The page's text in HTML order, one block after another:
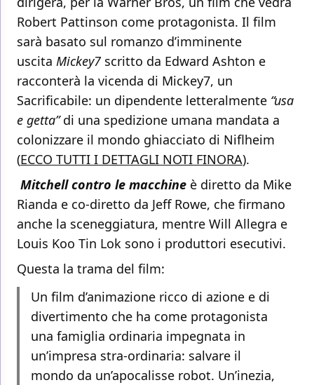
Robert Pattinson come protagonista. Il film
sarà basato sul romanzo d’imminente
uscita Mickey7 scritto da Edward Ashton e
racconterà la vicenda di Mickey7, un
Sacrificabile: un dipendente letteralmente “usa
e getta”di una spedizione umana mandata a
colonizzare il mondo ghiacciato di Niflheim
(ECCO TUTTI I DETTAGLI NOTI FINORA).
Mitchell contro le macchine è diretto da Mike
Rianda e co-diretto da Jeff Rowe, che firmano
anche la sceneggiatura, mentre Will Allegra e
Louis Koo Tin Lok sono i produttori esecutivi.
Questa la trama del film:
Un film d’animazione ricco di azione e di
divertimento che ha come protagonista
una famiglia ordinaria impegnata in
un’impresa stra-ordinaria: salvare il
mondo da un’apocalisse robot. Un’inezia,